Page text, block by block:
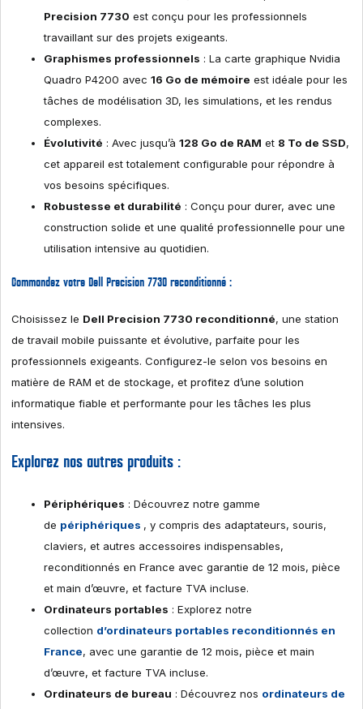
Precision 7730 est conçu pour les professionnels
travaillant sur des projets exigeants.
Graphismes professionnels : La carte graphique Nvidia
Quadro P4200 avec16 Go de mémoire est idéale pour les
tâches de modélisation 3D, les simulations, et les rendus
complexes.
Évolutivité : Avec jusqu’à128 Go de RAM et 8 To de SSD,
cet appareil est totalement configurable pour répondre à
vos besoins spécifiques.
Robustesse et durabilité : Conçu pour durer, avec une
construction solide et une qualité professionnelle pour une
utilisation intensive au quotidien.
Commandez votre Dell Precision 7730 reconditionné :
Choisissez le Dell Precision 7730 reconditionné, une station
de travail mobile puissante et évolutive, parfaite pour les
professionnels exigeants. Configurez-le selon vos besoins en
matière de RAM et de stockage, et profitez d’une solution
informatique fiable et performante pour les tâches les plus
intensives.
Explorez nos autres produits :
Périphériques : Découvrez notre gamme
de périphériques , y compris des adaptateurs, souris,
claviers, et autres accessoires indispensables,
reconditionnés en France avec garantie de 12 mois, pièce
et main d’œuvre, et facture TVA incluse.
Ordinateurs portables : Explorez notre
collection d’ordinateurs portables reconditionnés en
France, avec une garantie de 12 mois, pièce et main
d’œuvre, et facture TVA incluse.
Ordinateurs de bureau : Découvrez nos ordinateurs de